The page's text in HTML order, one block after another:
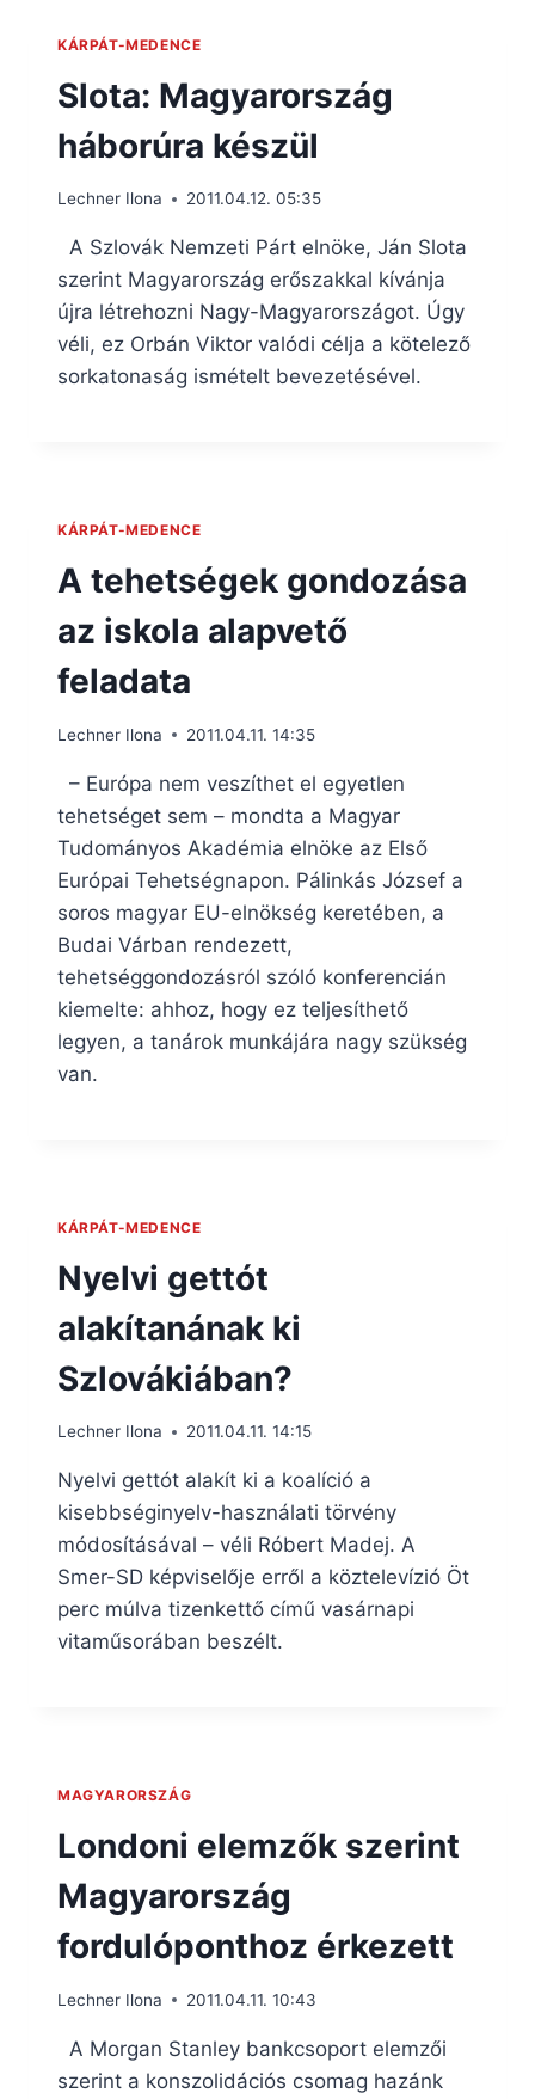
KÁRPÁT-MEDENCE
Slota: Magyarország
háborúra készül
Lechner Ilona 2011.04.12. 05:35
A Szlovák Nemzeti Párt elnöke, Ján Slota
szerint Magyarország erőszakkal kívánja
újra létrehozni Nagy-Magyarországot. Úgy
véli, ez Orbán Viktor valódi célja a kötelező
sorkatonaság ismételt bevezetésével.
KÁRPÁT-MEDENCE
A tehetségek gondozása
az iskola alapvető
feladata
Lechner Ilona 2011.04.11. 14:35
– Európa nem veszíthet el egyetlen
tehetséget sem – mondta a Magyar
Tudományos Akadémia elnöke az Első
Európai Tehetségnapon. Pálinkás József a
soros magyar EU-elnökség keretében, a
Budai Várban rendezett,
tehetséggondozásról szóló konferencián
kiemelte: ahhoz, hogy ez teljesíthető
legyen, a tanárok munkájára nagy szükség
van.
KÁRPÁT-MEDENCE
Nyelvi gettót
alakítanának ki
Szlovákiában?
Lechner Ilona 2011.04.11. 14:15
Nyelvi gettót alakít ki a koalíció a
kisebbséginyelv-használati törvény
módosításával – véli Róbert Madej. A
Smer-SD képviselője erről a köztelevízió Öt
perc múlva tizenkettő című vasárnapi
vitaműsorában beszélt.
MAGYARORSZÁG
Londoni elemzők szerint
Magyarország
fordulóponthoz érkezett
Lechner Ilona 2011.04.11. 10:43
A Morgan Stanley bankcsoport elemzői
szerint a konszolidációs csomag hazánk